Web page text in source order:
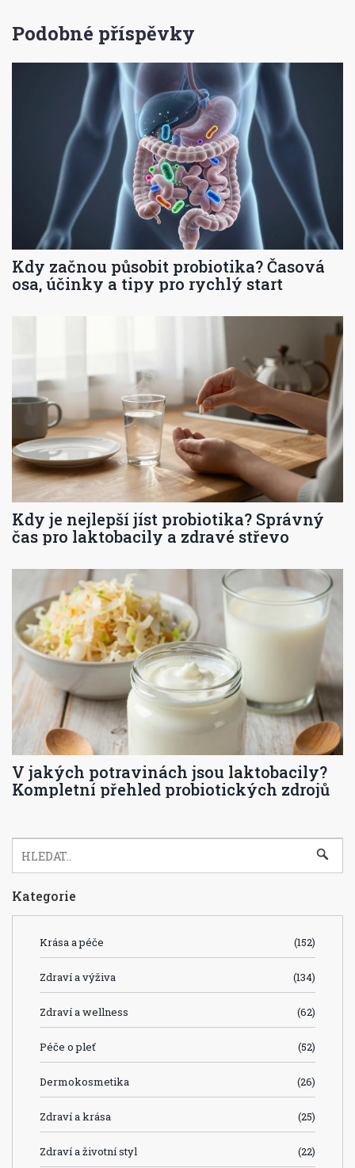
Podobné příspěvky
Kdy začnou působit probiotika? Časová
osa, účinky a tipy pro rychlý start
Kdy je nejlepší jíst probiotika? Správný
čas pro laktobacily a zdravé střevo
V jakých potravinách jsou laktobacily?
Kompletní přehled probiotických zdrojů
Kategorie
Krása a péče (152)
Zdraví a výživa (134)
Zdraví a wellness (62)
Péče o pleť (52)
Dermokosmetika (26)
Zdraví a krása (25)
Zdraví a životní styl (22)